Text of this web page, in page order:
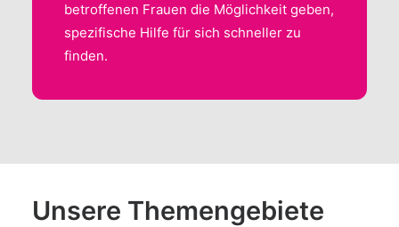
betroffenen Frauen die Möglichkeit geben,
spezifische Hilfe für sich schneller zu
finden.
Unsere Themengebiete